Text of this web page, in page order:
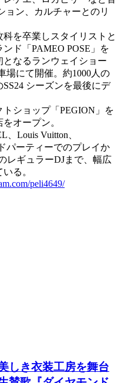
ョン、カルチャーとのリ
を卒業しスタイリストと
ド「PAMEO POSE」を
なるランウェイショー
場にて開催。約1000人の
シーズンを最後にデ
ショップ「PEGION」を
オープン。
Louis Vuitton、
パーティーでのプレイか
レギュラーDJまで、幅広
る。
peli4649/
しき衣装工房を舞台